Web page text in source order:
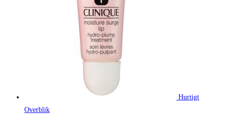
Hurtigt
Overblik